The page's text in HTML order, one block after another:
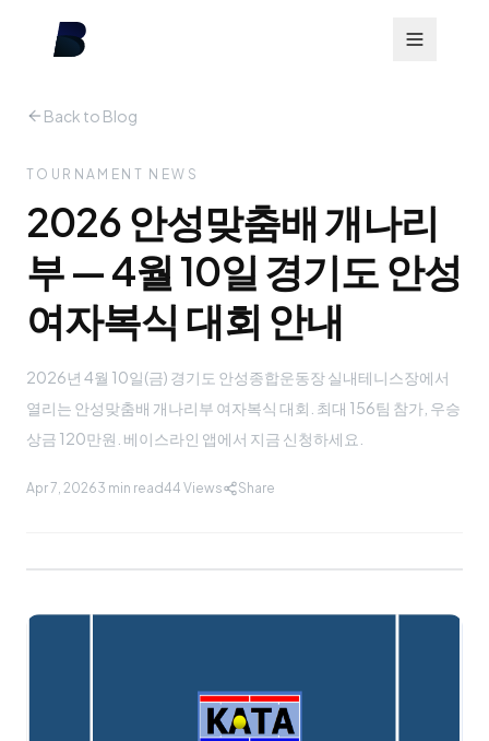
Back to Blog
TOURNAMENT NEWS
2026 안성맞춤배 개나리
부 — 4월 10일 경기도 안성
여자복식 대회 안내
2026년 4월 10일(금) 경기도 안성종합운동장 실내테니스장에서
열리는 안성맞춤배 개나리부 여자복식 대회. 최대 156팀 참가, 우승
상금 120만원. 베이스라인 앱에서 지금 신청하세요.
Apr 7, 20263 min read44 Views Share